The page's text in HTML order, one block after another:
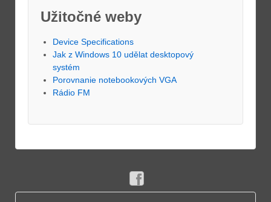
Užitočné weby
Device Specifications
Jak z Windows 10 udělat desktopový
systém
Porovnanie notebookových VGA
Rádio FM